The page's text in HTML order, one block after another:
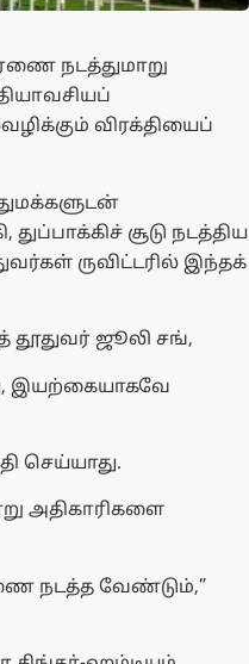
நடத்துமாறு
விரக்தியைப்
சூடு நடத்திய
ருவிட்டரில் இந்தக்
தூதுவர் ஜூலி சங்,
இயற்கையாகவே
செய்யாது.
அதிகாரிகளை
நடத்த வேண்டும்,”